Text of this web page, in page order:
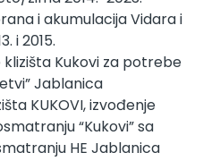
i akumulacija Vidara i
i 2015.
Kukovi za potrebe
Jablanica
KUKOVI, izvođenje
“Kukovi” sa
HE Jablanica